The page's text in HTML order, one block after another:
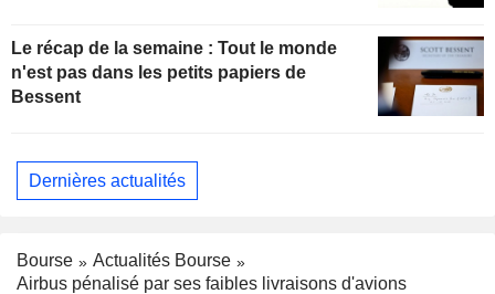
Le récap de la semaine : Tout le monde
n'est pas dans les petits papiers de
Bessent
Dernières actualités
Bourse
Actualités Bourse
Airbus pénalisé par ses faibles livraisons d'avions